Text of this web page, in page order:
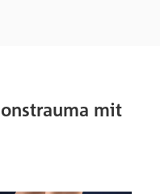
mit